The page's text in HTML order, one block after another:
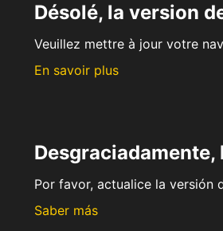
Désolé, la version
Veuillez mettre à jour votre
En savoir plus
Por favor, actualice la versión
Saber más